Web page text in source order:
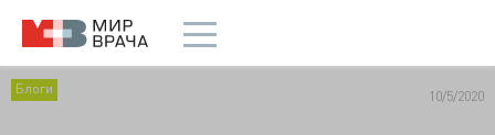
Блоги 10/5/2020